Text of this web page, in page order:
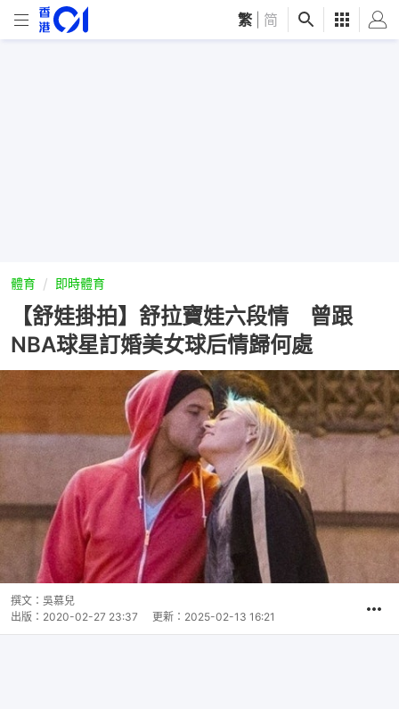
繁 简
體育 即時體育
【舒娃掛拍】舒拉寶娃六段情 曾跟
NBA球星訂婚美女球后情歸何處
撰文： 吳慕兒
出版： 2020-02-27 23:37 更新： 2025-02-13 16:21